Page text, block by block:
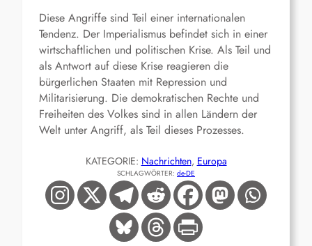
Diese Angriffe sind Teil einer internationalen
Tendenz. Der Imperialismus befindet sich in einer
wirtschaftlichen und politischen Krise. Als Teil und
als Antwort auf diese Krise reagieren die
bürgerlichen Staaten mit Repression und
Militarisierung. Die demokratischen Rechte und
Freiheiten des Volkes sind in allen Ländern der
Welt unter Angriff, als Teil dieses Prozesses.
KATEGORIE: Nachrichten, Europa
SCHLAGWÖRTER: de-DE